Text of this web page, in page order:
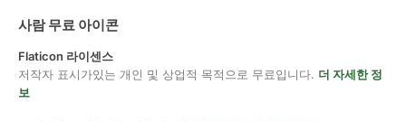
사람 무료 아이콘
Flaticon 라이센스
저작자 표시가있는 개인 및 상업적 목적으로 무료입니다. 더 자세한 정
보